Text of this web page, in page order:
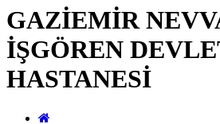
GAZİEMİR
İŞGÖREN
HASTANESİ